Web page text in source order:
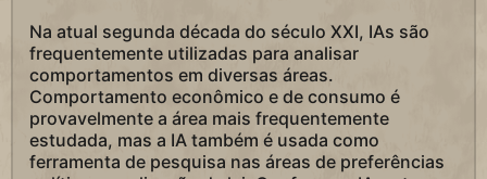
Na atual segunda década do século XXI, IAs são
frequentemente utilizadas para analisar
comportamentos em diversas áreas.
Comportamento econômico e de consumo é
provavelmente a área mais frequentemente
estudada, mas a IA também é usada como
ferramenta de pesquisa nas áreas de preferências